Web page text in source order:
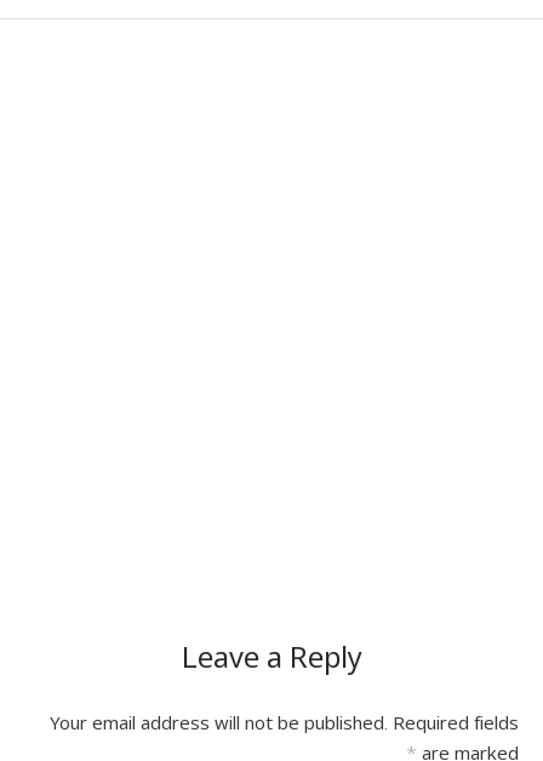
Leave a Reply
Your email address will not be published. Required fields
are marked
*